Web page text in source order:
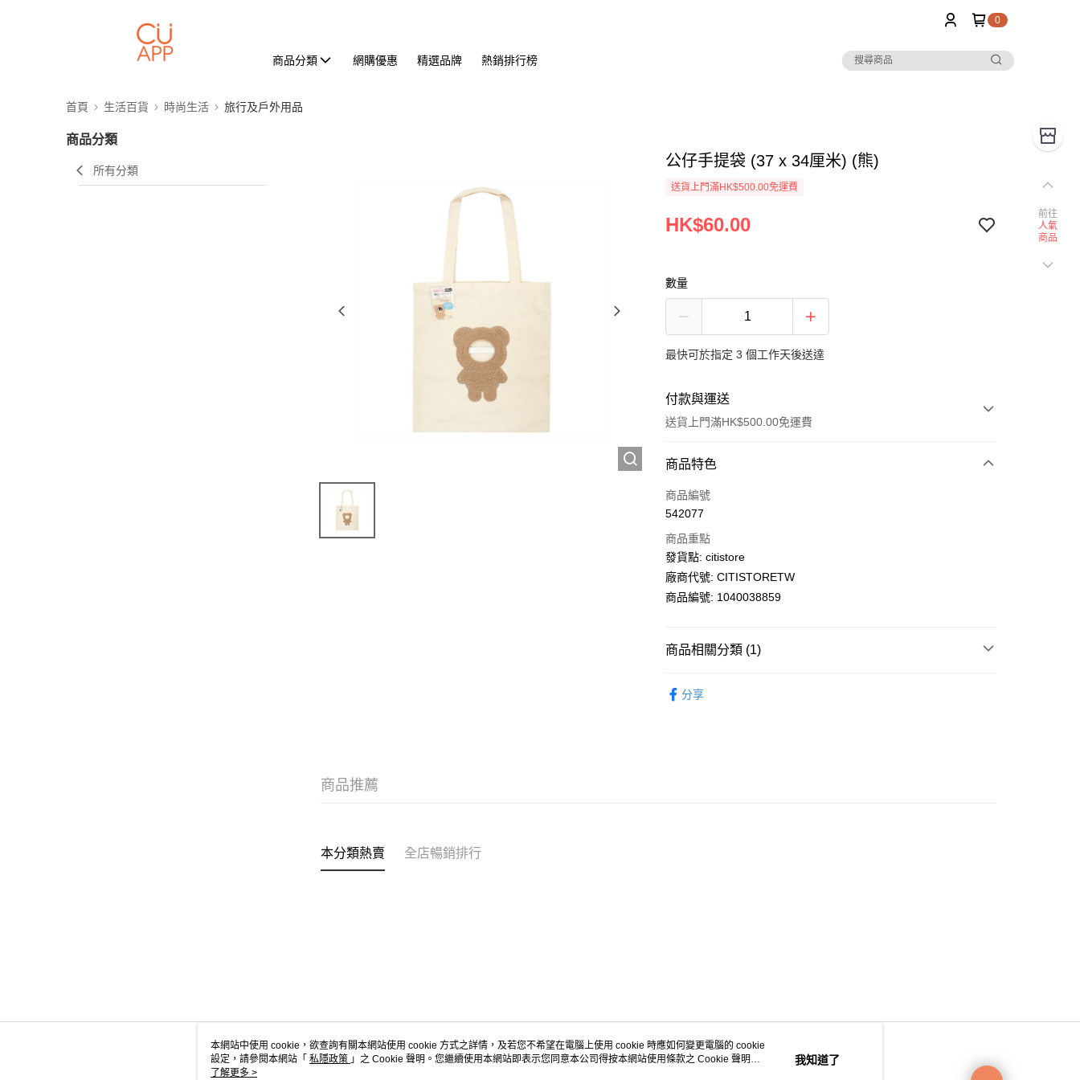
0
商品分類 網購優惠 精選品牌 熱銷排行榜
首頁 生活百貨 時尚生活 旅行及戶外用品
商品分類
所有分類
公仔手提袋 (37 x 34厘米) (熊)
送貨上門滿HK$500.00免運費
HK$60.00
數量
最快可於指定 3 個工作天後送達
付款與運送
送貨上門滿HK$500.00免運費
付款方式
信用卡
PayMe
WeChat Pay
每筆HK$100.00，滿HK$500.00或以上免運費
商品特色
商品編號
542077
商品重點
發貨點: citistore
廠商代號: CITISTORETW
商品編號: 1040038859
商品相關分類 (1)
分享
商品推薦
本分類熱賣 全店暢銷排行
關於我們 客戶服務
前往
人氣
商品
本網站中使用 cookie，欲查詢有關本網站使用 cookie 方式之詳情，及若您不希望在電腦上使用 cookie 時應如何變更電腦的 cookie
設定，請參閱本網站「 私隱政策 」之 Cookie 聲明。您繼續使用本網站即表示您同意本公司得按本網站使用條款之 Cookie 聲明使
用 cookie。
了解更多 >
我知道了